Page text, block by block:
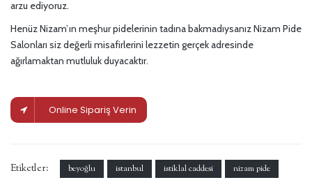
arzu ediyoruz.
Henüz Nizam’ın meşhur pidelerinin tadına bakmadıysanız Nizam Pide
Salonları siz değerli misafirlerini lezzetin gerçek adresinde
ağırlamaktan mutluluk duyacaktır.
Online Sipariş Verin
Etiketler: beyoğlu istanbul istiklal caddesi
nizam pide